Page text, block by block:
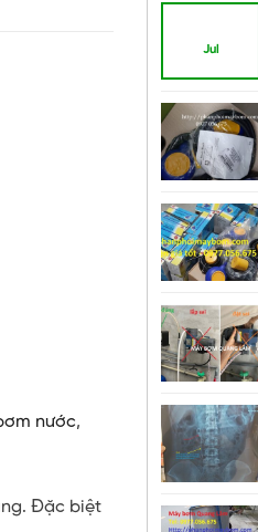
nước,
Đặc biệt
Jul